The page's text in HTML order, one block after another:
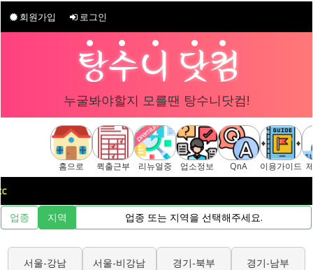
회원가입 로그인
누굴봐야할지 모를땐 탕수니닷컴!
홈으로 퀵출근부 리뉴얼중 업소정보 QnA 이용가이드
업종
지역 업종 또는 지역을 선택해주세요.
서울-강남 서울-비강남 경기-북부 경기-남부